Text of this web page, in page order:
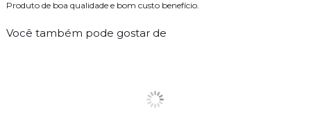
Produto de boa qualidade e bom custo benefício.
Você também pode gostar de